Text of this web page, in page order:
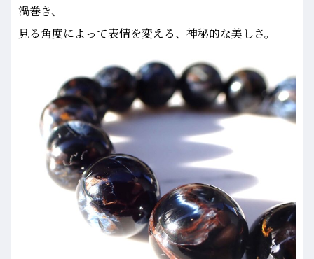
渦巻き、
見る角度によって表情を変える、神秘的な美しさ。